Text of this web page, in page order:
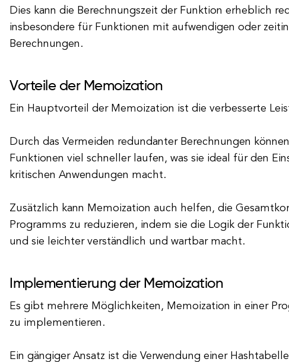
Dies kann die Berechnungszeit der Funktion erheblich
insbesondere für Funktionen mit aufwendigen oder
Berechnungen.
Vorteile der Memoization
Ein Hauptvorteil der Memoization ist die verbesserte
Durch das Vermeiden redundanter Berechnungen
Funktionen viel schneller laufen, was sie ideal für den
kritischen Anwendungen macht.
Zusätzlich kann Memoization auch helfen, die
Programms zu reduzieren, indem sie die Logik der
und sie leichter verständlich und wartbar macht.
Implementierung der Memoization
Es gibt mehrere Möglichkeiten, Memoization in einer
zu implementieren.
Ein gängiger Ansatz ist die Verwendung einer